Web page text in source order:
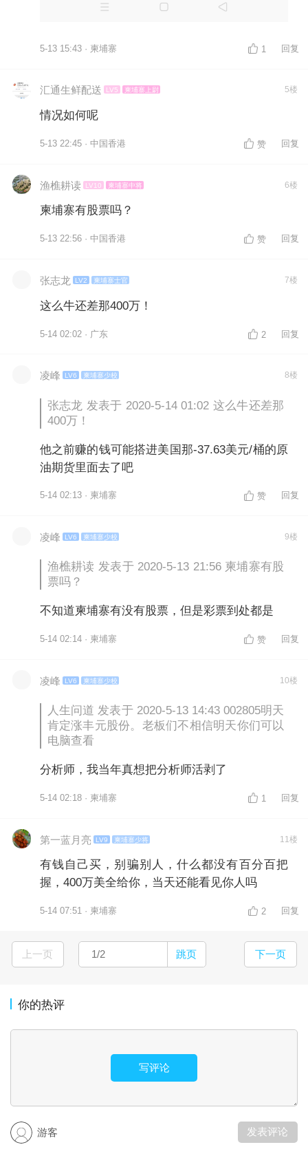
5-13 15:43 · 柬埔寨 1 回复
汇通生鲜配送 LV5 柬埔寨上尉 5楼
情况如何呢
5-13 22:45 · 中国香港 赞 回复
渔樵耕读 LV10 柬埔寨中将 6楼
柬埔寨有股票吗？
5-13 22:56 · 中国香港 赞 回复
张志龙 LV2 柬埔寨士官 7楼
这么牛还差那400万！
5-14 02:02 · 广东 2 回复
凌峰 LV6 柬埔寨少校 8楼
张志龙 发表于 2020-5-14 01:02 这么牛还差那
400万！
他之前赚的钱可能搭进美国那-37.63美元/桶的原
油期货里面去了吧
5-14 02:13 · 柬埔寨 赞 回复
凌峰 LV6 柬埔寨少校 9楼
渔樵耕读 发表于 2020-5-13 21:56 柬埔寨有股
票吗？
不知道柬埔寨有没有股票，但是彩票到处都是
5-14 02:14 · 柬埔寨 赞 回复
凌峰 LV6 柬埔寨少校 10楼
人生问道 发表于 2020-5-13 14:43 002805明天
肯定涨丰元股份。老板们不相信明天你们可以
电脑查看
分析师，我当年真想把分析师活剥了
5-14 02:18 · 柬埔寨 1 回复
第一蓝月亮 LV9 柬埔寨少将 11楼
有钱自己买，别骗别人，什么都没有百分百把
握，400万美全给你，当天还能看见你人吗
5-14 07:51 · 柬埔寨 2 回复
上一页 跳页 下一页
你的热评
写评论
游客 发表评论